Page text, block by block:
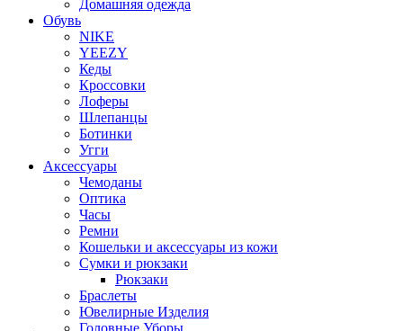
Домашняя одежда
Обувь
NIKE
YEEZY
Кеды
Кроссовки
Лоферы
Шлепанцы
Ботинки
Угги
Аксессуары
Чемоданы
Оптика
Часы
Ремни
Кошельки и аксессуары из кожи
Сумки и рюкзаки
Рюкзаки
Браслеты
Ювелирные Изделия
Головные Уборы